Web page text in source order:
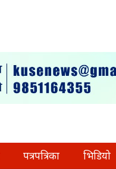
पत्रपत्रिका भिडियो